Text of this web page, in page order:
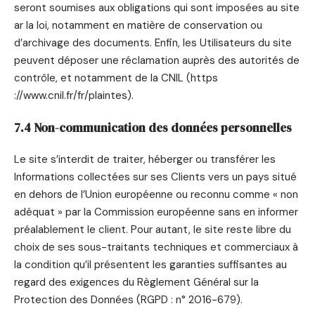
seront soumises aux obligations qui sont imposées au site
ar la loi, notamment en matière de conservation ou
d’archivage des documents. Enfin, les Utilisateurs du site
peuvent déposer une réclamation auprès des autorités de
contrôle, et notamment de la CNIL (https
://www.cnil.fr/fr/plaintes).
7.4 Non-communication des données personnelles
Le site s’interdit de traiter, héberger ou transférer les
Informations collectées sur ses Clients vers un pays situé
en dehors de l’Union européenne ou reconnu comme « non
adéquat » par la Commission européenne sans en informer
préalablement le client. Pour autant, le site reste libre du
choix de ses sous-traitants techniques et commerciaux à
la condition qu’il présentent les garanties suffisantes au
regard des exigences du Règlement Général sur la
Protection des Données (RGPD : n° 2016-679).